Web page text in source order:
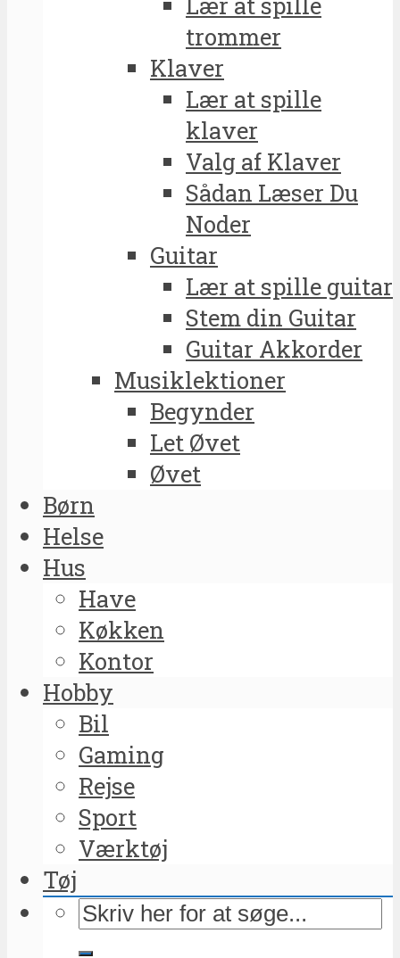
trommer
Klaver
Lær at spille
klaver
Valg af Klaver
Sådan Læser Du
Noder
Guitar
Lær at spille guitar
Stem din Guitar
Guitar Akkorder
Musiklektioner
Begynder
Let Øvet
Øvet
Børn
Helse
Hus
Have
Køkken
Kontor
Hobby
Bil
Gaming
Rejse
Sport
Værktøj
Tøj